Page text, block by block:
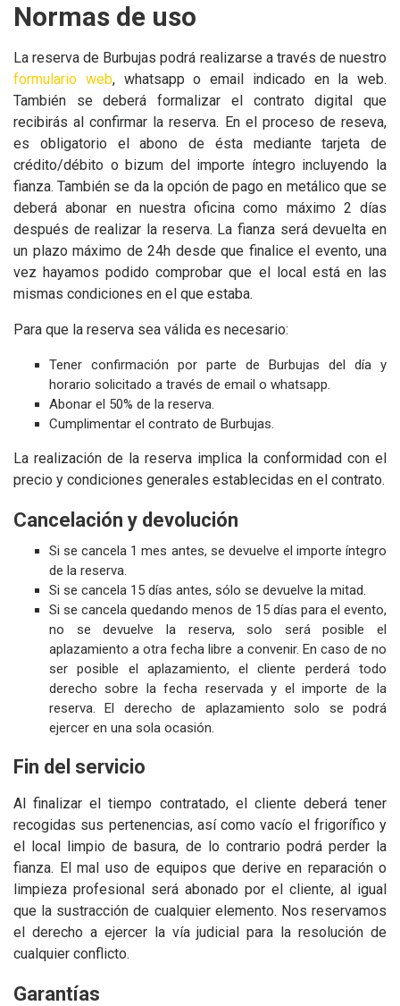
Normas de uso
La reserva de Burbujas podrá realizarse a través de nuestro
formulario web, whatsapp o email indicado en la web.
También se deberá formalizar el contrato digital que
recibirás al confirmar la reserva. En el proceso de reseva,
es obligatorio el abono de ésta mediante tarjeta de
crédito/débito o bizum del importe íntegro incluyendo la
fianza. También se da la opción de pago en metálico que se
deberá abonar en nuestra oficina como máximo 2 días
después de realizar la reserva. La fianza será devuelta en
un plazo máximo de 24h desde que finalice el evento, una
vez hayamos podido comprobar que el local está en las
mismas condiciones en el que estaba.
Para que la reserva sea válida es necesario:
Tener confirmación por parte de Burbujas del día y
horario solicitado a través de email o whatsapp.
Abonar el 50% de la reserva.
Cumplimentar el contrato de Burbujas.
La realización de la reserva implica la conformidad con el
precio y condiciones generales establecidas en el contrato.
Cancelación y devolución
Si se cancela 1 mes antes, se devuelve el importe íntegro
de la reserva.
Si se cancela 15 días antes, sólo se devuelve la mitad.
Si se cancela quedando menos de 15 días para el evento,
no se devuelve la reserva, solo será posible el
aplazamiento a otra fecha libre a convenir. En caso de no
ser posible el aplazamiento, el cliente perderá todo
derecho sobre la fecha reservada y el importe de la
reserva. El derecho de aplazamiento solo se podrá
ejercer en una sola ocasión.
Fin del servicio
Al finalizar el tiempo contratado, el cliente deberá tener
recogidas sus pertenencias, así como vacío el frigorífico y
el local limpio de basura, de lo contrario podrá perder la
fianza. El mal uso de equipos que derive en reparación o
limpieza profesional será abonado por el cliente, al igual
que la sustracción de cualquier elemento. Nos reservamos
el derecho a ejercer la vía judicial para la resolución de
cualquier conflicto.
Garantías